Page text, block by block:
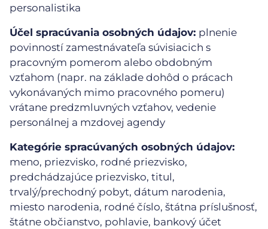
personalistika
Účel spracúvania osobných údajov: plnenie
povinností zamestnávateľa súvisiacich s
pracovným pomerom alebo obdobným
vzťahom (napr. na základe dohôd o prácach
vykonávaných mimo pracovného pomeru)
vrátane predzmluvných vzťahov, vedenie
personálnej a mzdovej agendy
Kategórie spracúvaných osobných údajov:
meno, priezvisko, rodné priezvisko,
predchádzajúce priezvisko, titul,
trvalý/prechodný pobyt, dátum narodenia,
miesto narodenia, rodné číslo, štátna príslušnosť,
štátne občianstvo, pohlavie, bankový účet